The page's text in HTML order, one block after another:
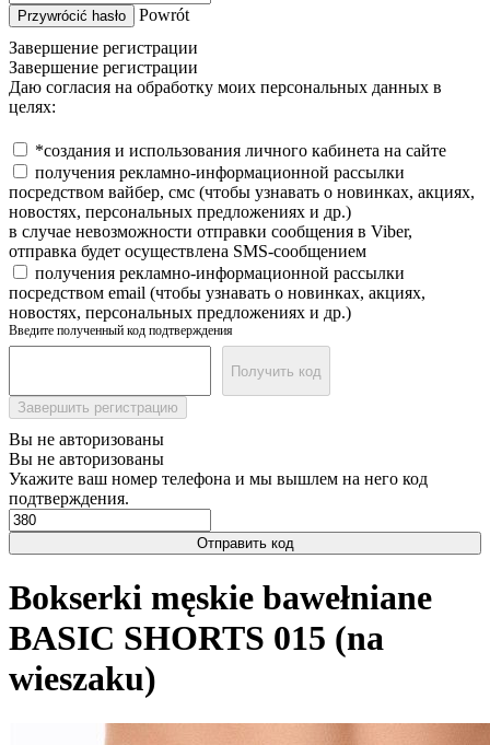
Przywrócić hasło
Powrót
Завершение регистрации
Завершение регистрации
Даю согласия на обработку моих персональных данных в
целях:
*создания и использования личного кабинета на сайте
получения рекламно-информационной рассылки
посредством вайбер, смс (чтобы узнавать о новинках, акциях,
новостях, персональных предложениях и др.)
в случае невозможности отправки сообщения в Viber,
отправка будет осуществлена SMS-сообщением
получения рекламно-информационной рассылки
посредством email (чтобы узнавать о новинках, акциях,
новостях, персональных предложениях и др.)
Введите полученный код подтверждения
Получить код
Завершить регистрацию
Вы не авторизованы
Вы не авторизованы
Укажите ваш номер телефона и мы вышлем на него код
подтверждения.
Отправить код
Bokserki męskie bawełniane
BASIC SHORTS 015 (na
wieszaku)